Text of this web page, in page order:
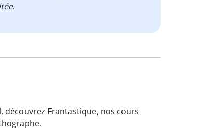
.
Frantastique, nos cours
.